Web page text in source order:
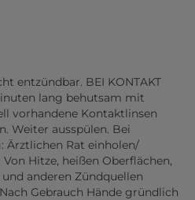
entzündbar. BEI KONTAKT
lang behutsam mit
vorhandene Kontaktlinsen
Weiter ausspülen. Bei
Ärztlichen Rat einholen/
Hitze, heißen Oberflächen,
anderen Zündquellen
Gebrauch Hände gründlich